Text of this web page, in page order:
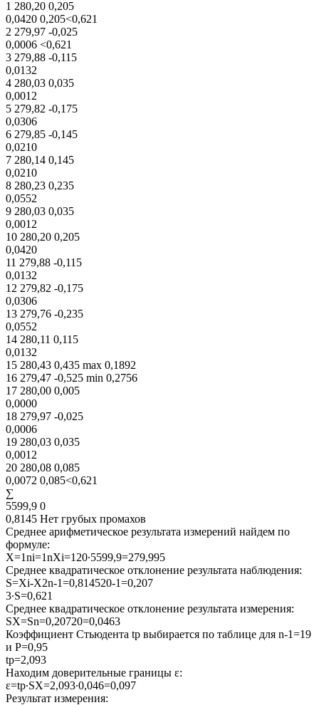
1 280,20 0,205
0,0420 0,205<0,621
2 279,97 -0,025
0,0006 <0,621
3 279,88 -0,115
0,0132
4 280,03 0,035
0,0012
5 279,82 -0,175
0,0306
6 279,85 -0,145
0,0210
7 280,14 0,145
0,0210
8 280,23 0,235
0,0552
9 280,03 0,035
0,0012
10 280,20 0,205
0,0420
11 279,88 -0,115
0,0132
12 279,82 -0,175
0,0306
13 279,76 -0,235
0,0552
14 280,11 0,115
0,0132
15 280,43 0,435 max 0,1892
16 279,47 -0,525 min 0,2756
17 280,00 0,005
0,0000
18 279,97 -0,025
0,0006
19 280,03 0,035
0,0012
20 280,08 0,085
0,0072 0,085<0,621
∑
5599,9 0
0,8145 Нет грубых промахов
Среднее арифметическое результата измерений найдем по
формуле:
X=1ni=1nXi=120∙5599,9=279,995
Среднее квадратическое отклонение результата наблюдения:
S=Xi-X2n-1=0,814520-1=0,207
3∙S=0,621
Среднее квадратическое отклонение результата измерения:
SX=Sn=0,20720=0,0463
Коэффициент Стьюдента tр выбирается по таблице для n-1=19
и P=0,95
tр=2,093
Находим доверительные границы ε:
ε=tр∙SX=2,093∙0,046=0,097
Результат измерения: